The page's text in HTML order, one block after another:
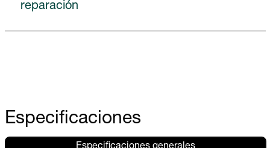
reparación
Especificaciones